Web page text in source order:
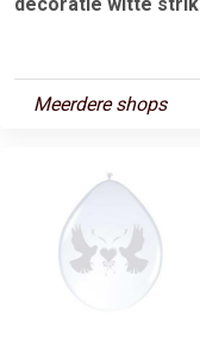
Meerdere shops